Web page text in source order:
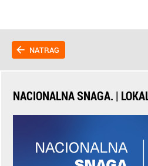
NATRAG
NACIONALNA SNAGA. |